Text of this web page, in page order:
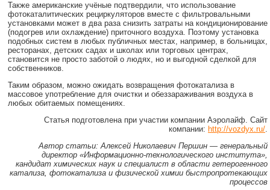
Также американские учёные подтвердили, что использование
фотокаталитических рециркуляторов вместе с фильтровальными
установками может в два раза снизить затраты на кондиционирование
(подогрев или охлаждение) приточного воздуха. Поэтому установка
подобных систем в любых публичных местах, например, в больницах,
ресторанах, детских садах и школах или торговых центрах,
становится не просто заботой о людях, но и выгодной сделкой для
собственников.
Таким образом, можно ожидать возвращения фотокатализа в
массовое употребление для очистки и обеззараживания воздуха в
любых обитаемых помещениях.
Статья подготовлена при участии компании Аэролайф. Сайт
компании: http://vozdyx.ru/.
Автор статьи: Алексей Николаевич Першин — генеральный
директор «Информационно-технологического института»,
кандидат химических наук и специалист в области гетерогенного
катализа, фотокатализа и физической химии быстропротекающих
процессов